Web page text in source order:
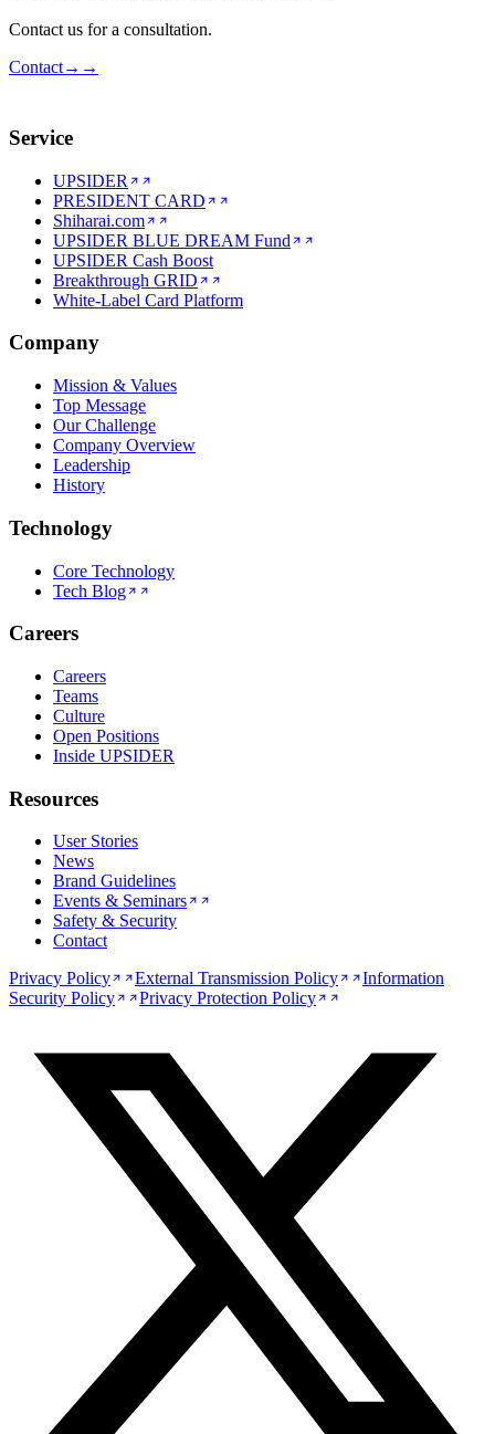
Contact us for a consultation.
Contact→ →
Service
UPSIDER
PRESIDENT CARD
Shiharai.com
UPSIDER BLUE DREAM Fund
UPSIDER Cash Boost
Breakthrough GRID
White-Label Card Platform
Company
Mission & Values
Top Message
Our Challenge
Company Overview
Leadership
History
Technology
Core Technology
Tech Blog
Careers
Careers
Teams
Culture
Open Positions
Inside UPSIDER
Resources
User Stories
News
Brand Guidelines
Events & Seminars
Safety & Security
Contact
Privacy Policy
External Transmission Policy
Information
Security Policy
Privacy Protection Policy